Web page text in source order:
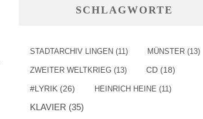
SCHLAGWORTE
STADTARCHIV LINGEN (11) MÜNSTER (13)
ZWEITER WELTKRIEG (13) CD (18)
#LYRIK (26) HEINRICH HEINE (11)
KLAVIER (35)